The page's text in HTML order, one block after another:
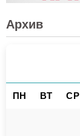
Архив
ПН ВТ СР